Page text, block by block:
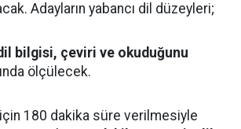
Adayların yabancı dil düzeyleri;
bilgisi, çeviri ve okuduğunu
ölçülecek.
180 dakika süre verilmesiyle